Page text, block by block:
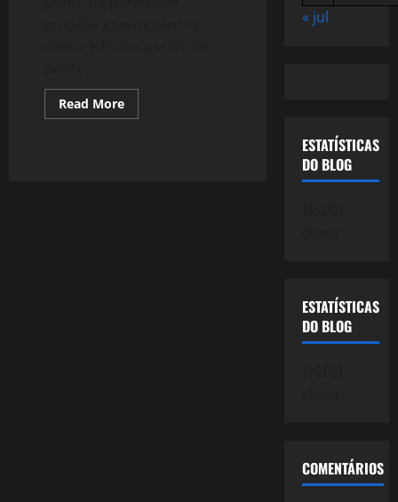
Read MoreRead
more
« jul
ESTATÍSTICAS
DO BLOG
ESTATÍSTICAS
DO BLOG
COMENTÁRIOS